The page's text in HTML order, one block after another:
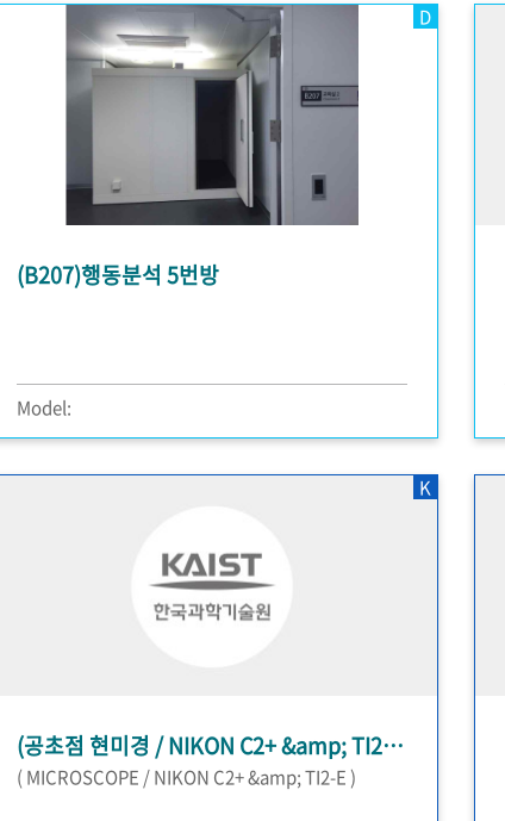
(B207)행동분석 5번방
Model:
D
(공초점 현미경 / NIKON C2+ &amp; TI2-E )
( MICROSCOPE / NIKON C2+ &amp; TI2-E )
K